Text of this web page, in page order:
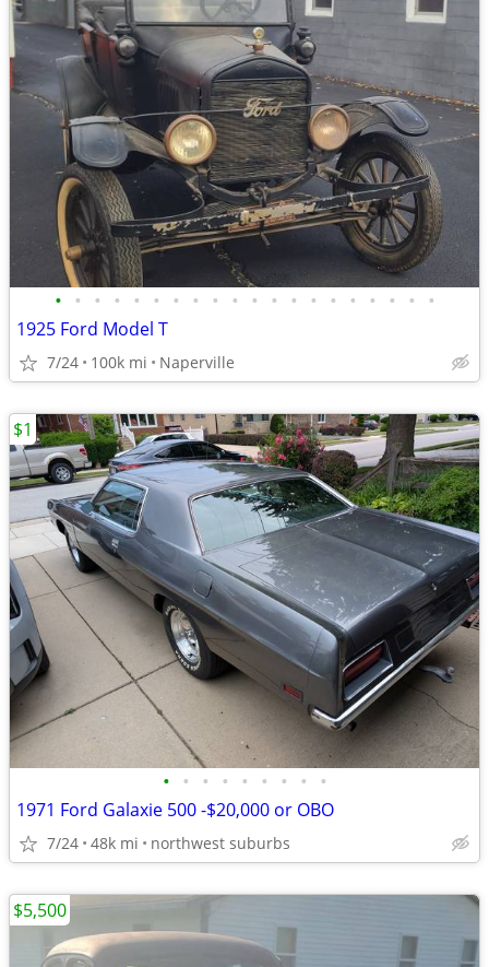
• • • • • • • • • • • • • • • • • • • •
1925 Ford Model T
7/24 100k mi Naperville
• • • • • • • • •
1971 Ford Galaxie 500 -$20,000 or OBO
7/24 48k mi northwest suburbs
$1
$5,500